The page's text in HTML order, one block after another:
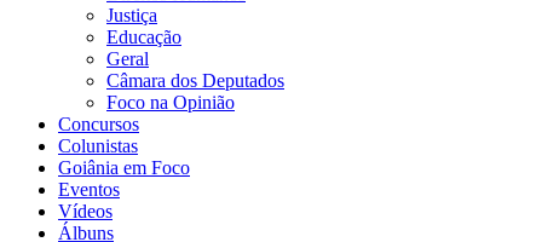
Justiça
Educação
Geral
Câmara dos Deputados
Foco na Opinião
Concursos
Colunistas
Goiânia em Foco
Eventos
Vídeos
Álbuns